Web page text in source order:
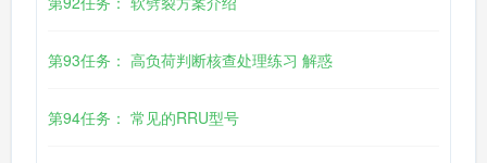
第93任务： 高负荷判断核查处理练习 解惑
第94任务： 常见的RRU型号